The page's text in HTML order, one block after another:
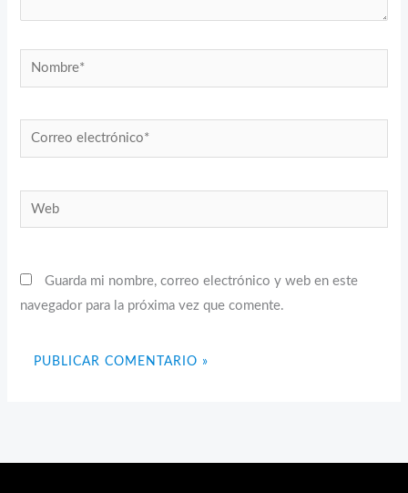
Nombre*
Correo
electrónico*
Web
Guarda mi nombre, correo electrónico y web en este
navegador para la próxima vez que comente.